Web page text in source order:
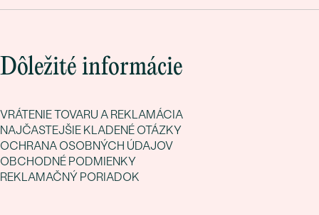
Dôležité informácie
VRÁTENIE TOVARU A REKLAMÁCIA
NAJČASTEJŠIE KLADENÉ OTÁZKY
OCHRANA OSOBNÝCH ÚDAJOV
OBCHODNÉ PODMIENKY
REKLAMAČNÝ PORIADOK